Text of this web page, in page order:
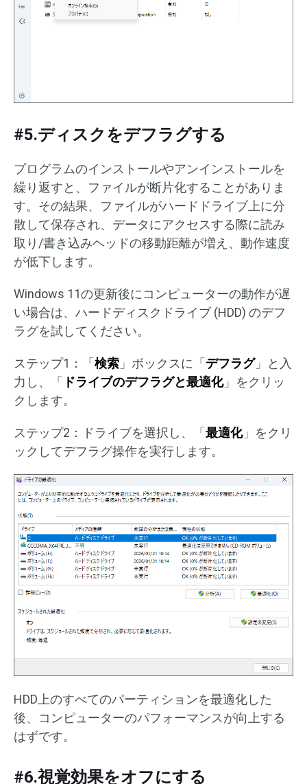
#5.ディスクをデフラグする
プログラムのインストールやアンインストールを
繰り返すと、ファイルが断片化することがありま
す。その結果、ファイルがハードドライブ上に分
散して保存され、データにアクセスする際に読み
取り/書き込みヘッドの移動距離が増え、動作速度
が低下します。
Windows 11の更新後にコンピューターの動作が遅
い場合は、ハードディスクドライブ (HDD) のデフ
ラグを試してください。
ステップ1：「 検索 」ボックスに「 デフラグ」と入
力し、「 ドライブのデフラグと最適化」をクリッ
クします。
ステップ2：ドライブを選択し、「 最適化」をクリ
ックしてデフラグ操作を実行します。
HDD上のすべてのパーティションを最適化した
後、コンピューターのパフォーマンスが向上する
はずです。
#6.視覚効果をオフにする